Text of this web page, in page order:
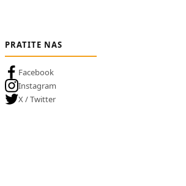
PRATITE NAS
Facebook
Instagram
X / Twitter